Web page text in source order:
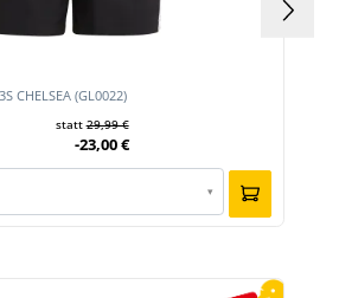
CHELSEA (GL0022)
statt29,99 €
-23,00 €
▾